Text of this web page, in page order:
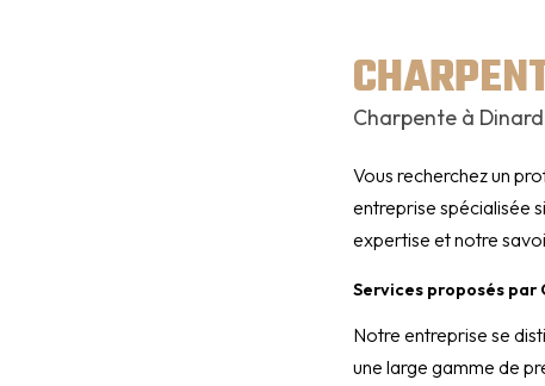
Charpente à Dinard
Vous recherchez un
entreprise spécialisée
expertise et notre
Services proposés par
Notre entreprise se
une large gamme de